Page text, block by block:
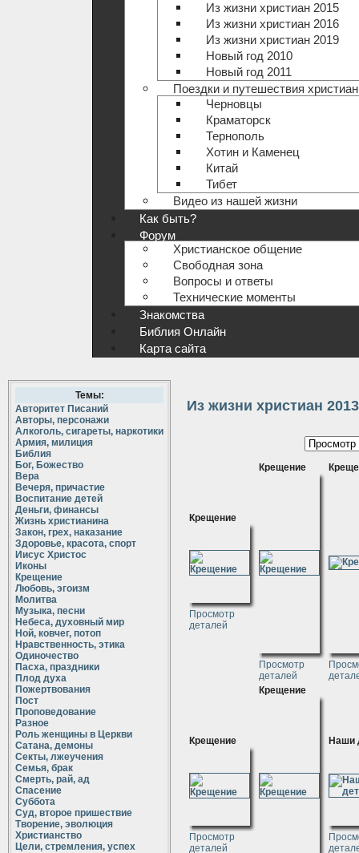
Из жизни христиан 2015
Из жизни христиан 2016
Из жизни христиан 2019
Новый год 2010
Новый год 2011
Поездки и путешествия христиан
Черновцы
Краматорск
Тернополь
Хотин и Каменец
Китай
Тибет
Видео из нашей жизни
Как быть?
Форум
Христианское общение
Свободная зона
Вопросы и ответы
Технические моменты
Знакомства
Библия Онлайн
Карта сайта
Темы:
Авторитет Писаний
Авторы, персонажи
Алкоголь, сигареты, наркотики
Армия, милиция
Библия
Бог, Божество
Вера
Вечеря, причастие
Воспитание детей
Деньги, финансы
Жизнь христианина
Закон, грех, наказание
Здоровье, красота, спорт
Иисус Христос
Иконы
Крещение
Любовь, эгоизм
Молитва
Музыка, песни
Небеса, духовный мир
Ной, ковчег, потоп
Нравственность, этика
Одиночество
Пасха, праздники
Плод духа
Пожертвования
Пост
Проповедование
Разное
Роль женщины в Церкви
Сатана, демоны
Секты, лжеучения
Семья, брак
Смерть, рай, ад
Спасение
Суббота
Суд, второе пришествие
Творение, эволюция
Христианство
Цели, стремления, успех
Из жизни христиан 2013
Крещение
Просмотр
деталей
Крещение
Просмотр
деталей
Крещение
Просмотр
деталей
Крещение
Наши